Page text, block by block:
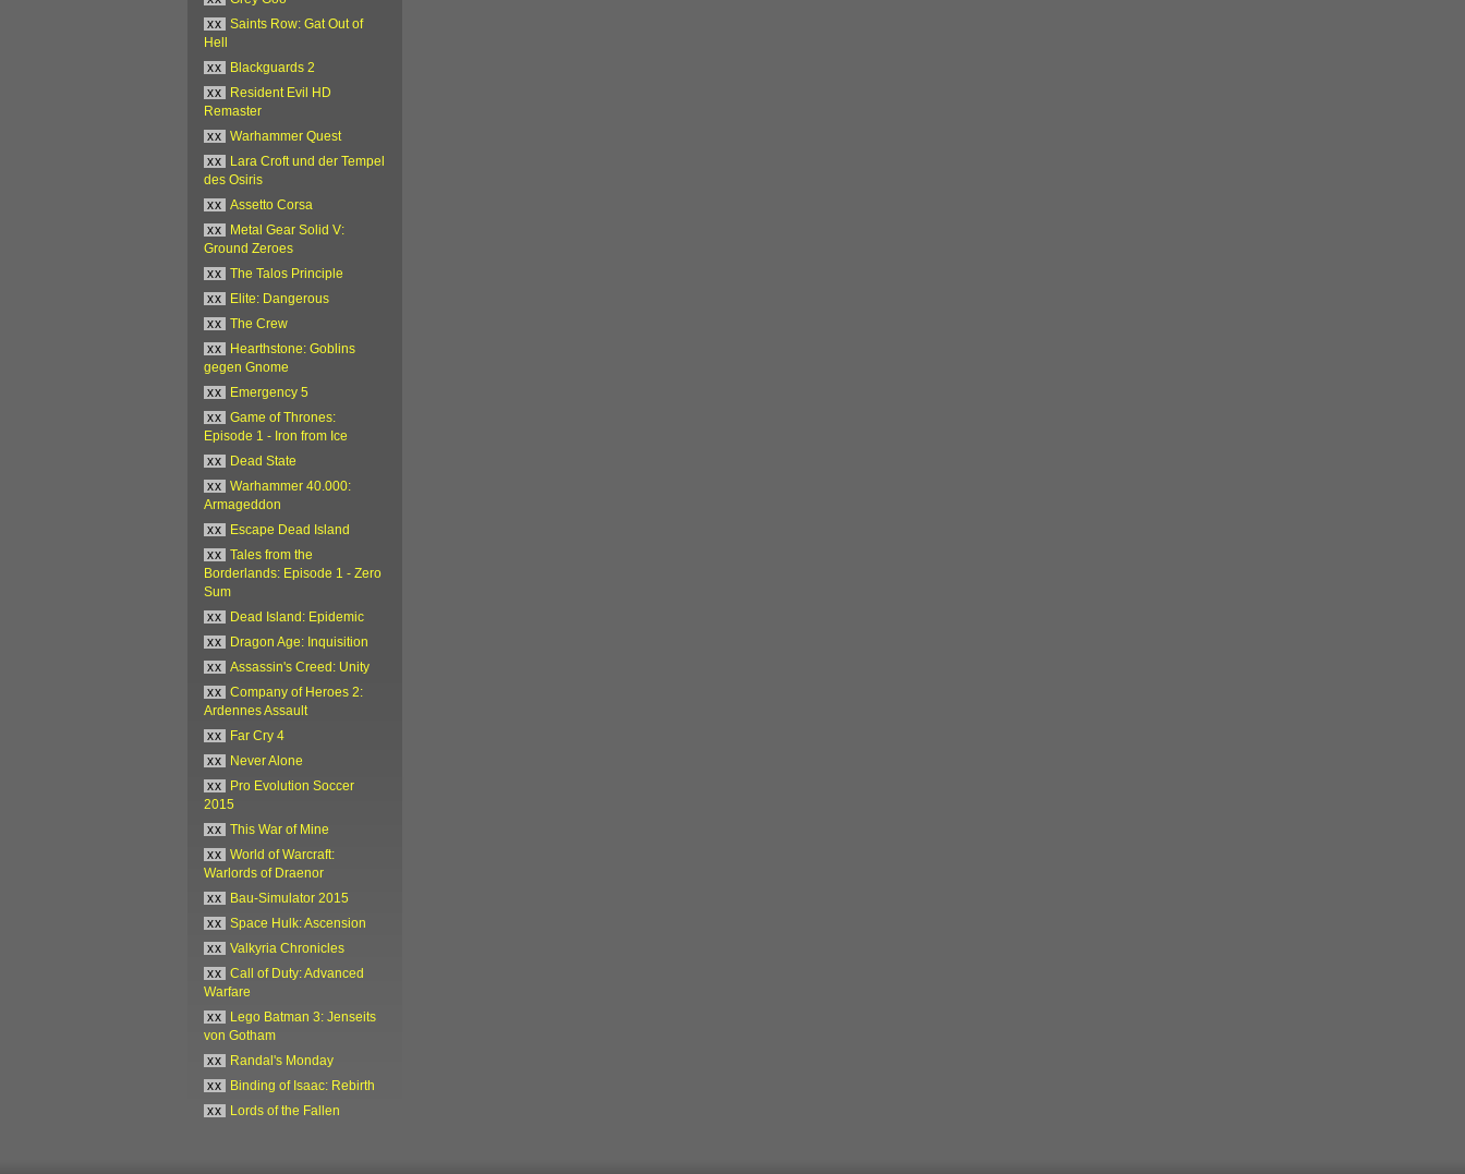
xx
Saints Row: Gat Out of
Hell
xx
Blackguards 2
xx
Resident Evil HD
Remaster
xx
Warhammer Quest
xx
Lara Croft und der Tempel
des Osiris
xx
Assetto Corsa
xx
Metal Gear Solid V:
Ground Zeroes
xx
The Talos Principle
xx
Elite: Dangerous
xx
The Crew
xx
Hearthstone: Goblins
gegen Gnome
xx
Emergency 5
xx
Game of Thrones:
Episode 1 - Iron from Ice
xx
Dead State
xx
Warhammer 40.000:
Armageddon
xx
Escape Dead Island
xx
Tales from the
Borderlands: Episode 1 - Zero
Sum
xx
Dead Island: Epidemic
xx
Dragon Age: Inquisition
xx
Assassin's Creed: Unity
xx
Company of Heroes 2:
Ardennes Assault
xx
Far Cry 4
xx
Never Alone
xx
Pro Evolution Soccer
2015
xx
This War of Mine
xx
World of Warcraft:
Warlords of Draenor
xx
Bau-Simulator 2015
xx
Space Hulk: Ascension
xx
Valkyria Chronicles
xx
Call of Duty: Advanced
Warfare
xx
Lego Batman 3: Jenseits
von Gotham
xx
Randal's Monday
xx
Binding of Isaac: Rebirth
xx
Lords of the Fallen